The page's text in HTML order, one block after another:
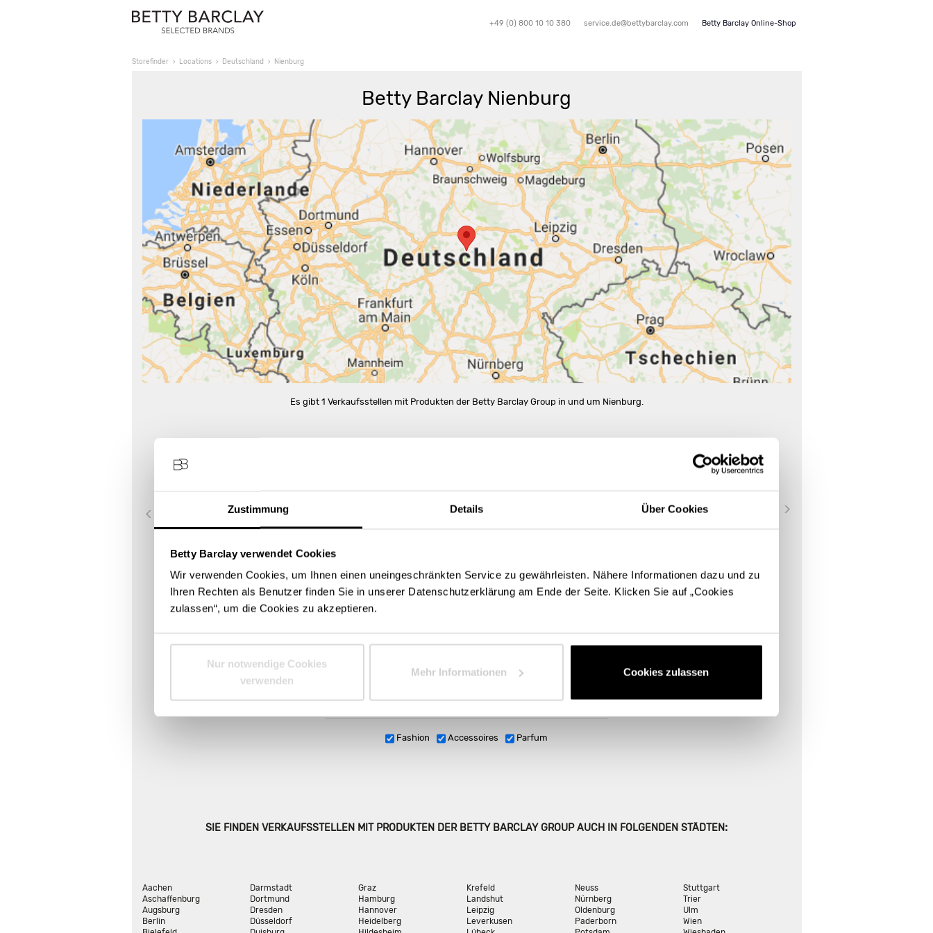
Zustimmung Details Über Cookies
Betty Barclay verwendet Cookies
Wir verwenden Cookies, um Ihnen einen uneingeschränkten Service zu gewährleisten. Nähere Informationen dazu und zu
Ihren Rechten als Benutzer finden Sie in unserer Datenschutzerklärung am Ende der Seite. Klicken Sie auf „Cookies
zulassen“, um die Cookies zu akzeptieren.
Nur notwendige Cookies
verwenden
Mehr Informationen Cookies zulassen
+49 (0) 800 10 10 380 service.de@bettybarclay.com Betty Barclay Online-Shop
Storefinder Locations Deutschland Nienburg
Betty Barclay Nienburg
Route berechnen
Es gibt 1 Verkaufsstellen mit Produkten der Betty Barclay Group in und um Nienburg.
Route berechnen
Fashion Accessoires Parfum
SIE FINDEN VERKAUFSSTELLEN MIT PRODUKTEN DER BETTY BARCLAY GROUP AUCH IN FOLGENDEN STÄDTEN:
Aachen
Aschaffenburg
Augsburg
Berlin
Darmstadt
Dortmund
Dresden
Düsseldorf
Graz
Hamburg
Hannover
Heidelberg
Krefeld
Landshut
Leipzig
Leverkusen
Neuss
Nürnberg
Oldenburg
Paderborn
Stuttgart
Trier
Ulm
Wien